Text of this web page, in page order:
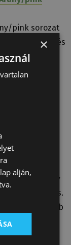
pink sorozat
megjelenés
20-30 %
Laminált
verseny
dekoratív
ajándéknak is.
lásd legfrissebb
×
alján,